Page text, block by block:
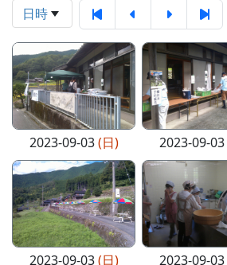
日時
2023-09-03(日) 2023-09-03
2023-09-03(日) 2023-09-03